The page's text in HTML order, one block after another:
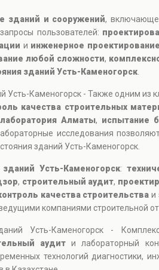
зданий и сооружений,
пользователей:
и инженерное проектирование
любой сложности,
зданий Усть-Каменогорск
Усть-Каменогорск - Также одним из
качества строительных
Алматы, испытание
исследования
зданий Усть-Каменогорск.
Усть-Каменогорск:
, строительный аудит,
качества строительства и
компаниями строительной
Усть-Каменогорск -
аудити лабораторный
технологий диагностики,